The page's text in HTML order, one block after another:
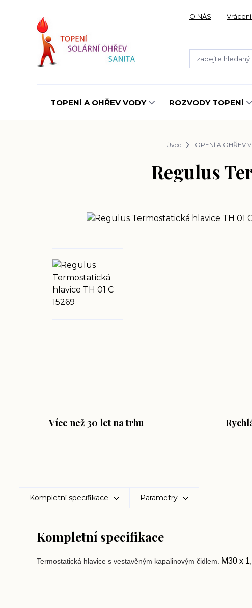
O NÁS
TOPENÍ A OHŘEV VODY ROZVODY TOPENÍ
Úvod TOPENÍ A OHŘEV
Regulus
Více než 30 let na trhu
Kompletní specifikace Parametry
Kompletní specifikace
Termostatická hlavice s vestavěným kapalinovým čidlem. M30 x